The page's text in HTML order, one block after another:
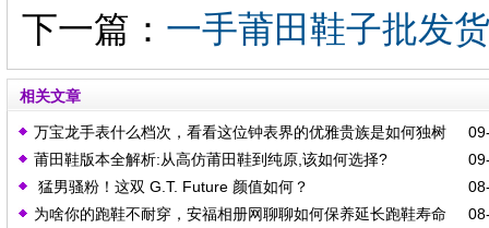
下一篇： 一手莆田鞋子批发
相关文章
万宝龙手表什么档次，看看这位钟表界的优雅贵族是如何独树
一帜吧！
莆田鞋版本全解析:从高仿莆田鞋到纯原,该如何选择?
猛男骚粉！这双 G.T. Future 颜值如何？
为啥你的跑鞋不耐穿，安福相册网聊聊如何保养延长跑鞋寿命